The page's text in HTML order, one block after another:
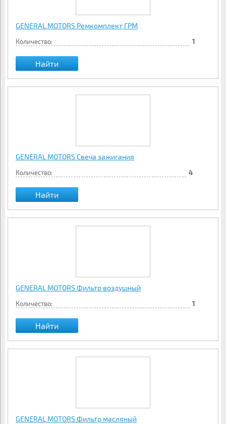
GENERAL MOTORS Ремкомплект ГРМ
Количество: 1
Найти
GENERAL MOTORS Свеча зажигания
Количество: 4
Найти
GENERAL MOTORS Фильтр воздушный
Количество: 1
Найти
GENERAL MOTORS Фильтр масляный